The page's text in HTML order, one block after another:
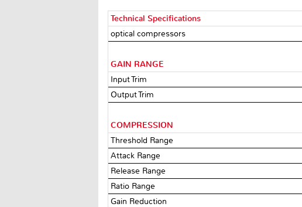
Technical Specifications
optical compressors
GAIN RANGE
Input Trim
Output Trim
COMPRESSION
Threshold Range
Attack Range
Release Range
Ratio Range
Gain Reduction